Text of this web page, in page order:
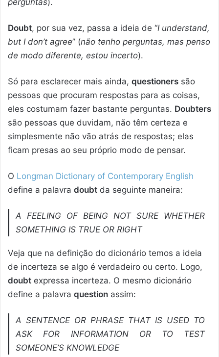
perguntas).
Doubt, por sua vez, passa a ideia de “I understand,
but I don’t agree” (não tenho perguntas, mas penso
de modo diferente, estou incerto).
Só para esclarecer mais ainda, questioners são
pessoas que procuram respostas para as coisas,
eles costumam fazer bastante perguntas. Doubters
são pessoas que duvidam, não têm certeza e
simplesmente não vão atrás de respostas; elas
ficam presas ao seu próprio modo de pensar.
O Longman Dictionary of Contemporary English
define a palavra doubt da seguinte maneira:
A FEELING OF BEING NOT SURE WHETHER
SOMETHING IS TRUE OR RIGHT
Veja que na definição do dicionário temos a ideia
de incerteza se algo é verdadeiro ou certo. Logo,
doubt expressa incerteza. O mesmo dicionário
define a palavra question assim:
A SENTENCE OR PHRASE THAT IS USED TO
ASK FOR INFORMATION OR TO TEST
SOMEONE’S KNOWLEDGE